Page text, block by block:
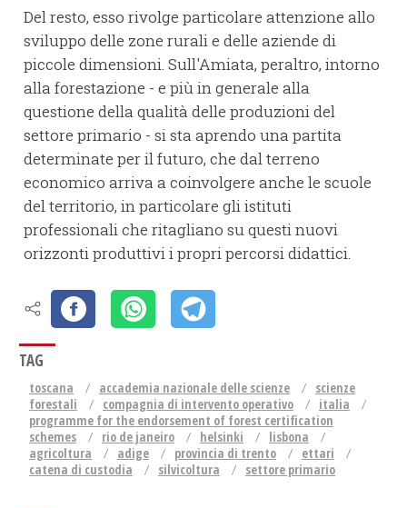
Del resto, esso rivolge particolare attenzione allo
sviluppo delle zone rurali e delle aziende di
piccole dimensioni. Sull'Amiata, peraltro, intorno
alla forestazione - e più in generale alla
questione della qualità delle produzioni del
settore primario - si sta aprendo una partita
determinate per il futuro, che dal terreno
economico arriva a coinvolgere anche le scuole
del territorio, in particolare gli istituti
professionali che ritagliano su questi nuovi
orizzonti produttivi i propri percorsi didattici.
TAG
toscana accademia nazionale delle scienze
scienze
forestali
compagnia di intervento operativo
italia
programme for the endorsement of forest certification
schemes
rio de janeiro helsinki
lisbona
agricoltura
adige provincia di trento
ettari
catena di custodia
silvicoltura settore primario